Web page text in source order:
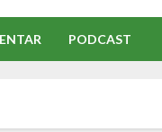
PODCAST